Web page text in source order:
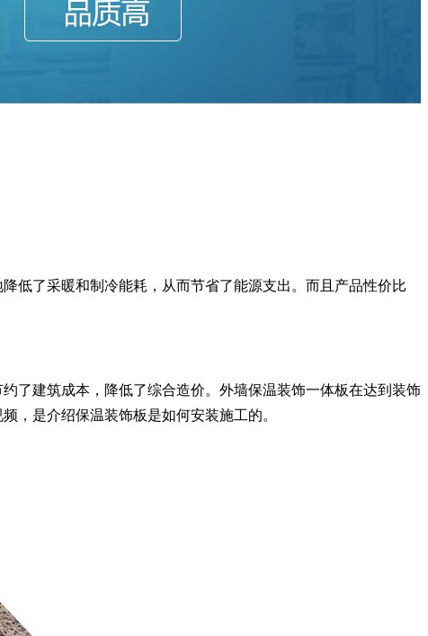
低了采暖和制冷能耗，从而节省了能源支出。而且产品性价比
了建筑成本，降低了综合造价。外墙保温装饰一体板在达到装饰
，是介绍保温装饰板是如何安装施工的。